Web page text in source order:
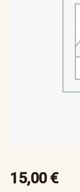
15,00€